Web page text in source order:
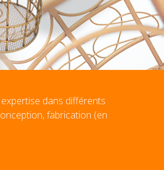
dans différents
fabrication (en